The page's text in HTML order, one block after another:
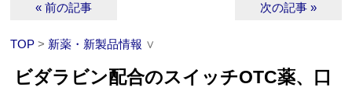
« 前の記事 次の記事 »
TOP > 新薬・新製品情報 ∨
ビダラビン配合のスイッチOTC薬、口